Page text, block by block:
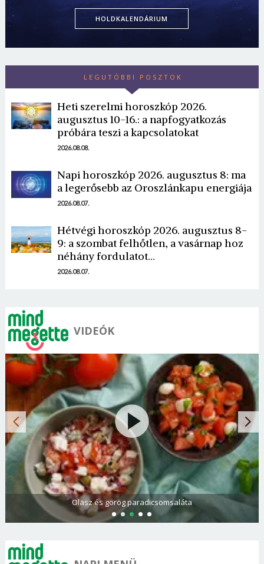
HOLDKALENDÁRIUM
LEGUTÓBBI POSZTOK
Heti szerelmi horoszkóp 2026.
augusztus 10-16.: a napfogyatkozás
próbára teszi a kapcsolatokat
2026.08.08.
Napi horoszkóp 2026. augusztus 8: ma
a legerősebb az Oroszlánkapu energiája
2026.08.07.
Hétvégi horoszkóp 2026. augusztus 8-
9: a szombat felhőtlen, a vasárnap hoz
néhány fordulatot…
2026.08.07.
VIDEÓK
Olasz és görög paradicsomsaláta